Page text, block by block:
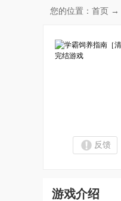
您的位置： 首页 →
反馈
游戏介绍